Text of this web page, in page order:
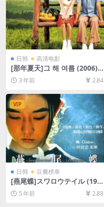
日韩 高清电影
[那年夏天]그 해 여름 (2006)
[百度网盘+迅雷云盘资源1080
P超清未删减][MP4/6.9GB][韩
语中字]
3 年前 2.84
VIP
日韩 豆瓣榜单
[燕尾蝶]スワロウテイル (199
6)[百度网盘+迅雷云盘资源未
删减1080P高清][MP4/7.7GB]
5 年前 2.88